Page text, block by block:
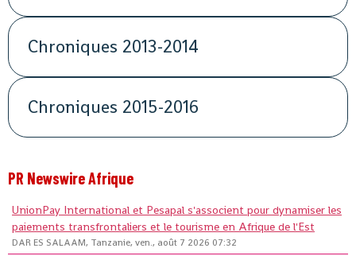
Chroniques 2013-2014
Chroniques 2015-2016
PR Newswire Afrique
UnionPay International et Pesapal s'associent pour dynamiser les
paiements transfrontaliers et le tourisme en Afrique de l'Est
DAR ES SALAAM, Tanzanie, ven., août 7 2026 07:32